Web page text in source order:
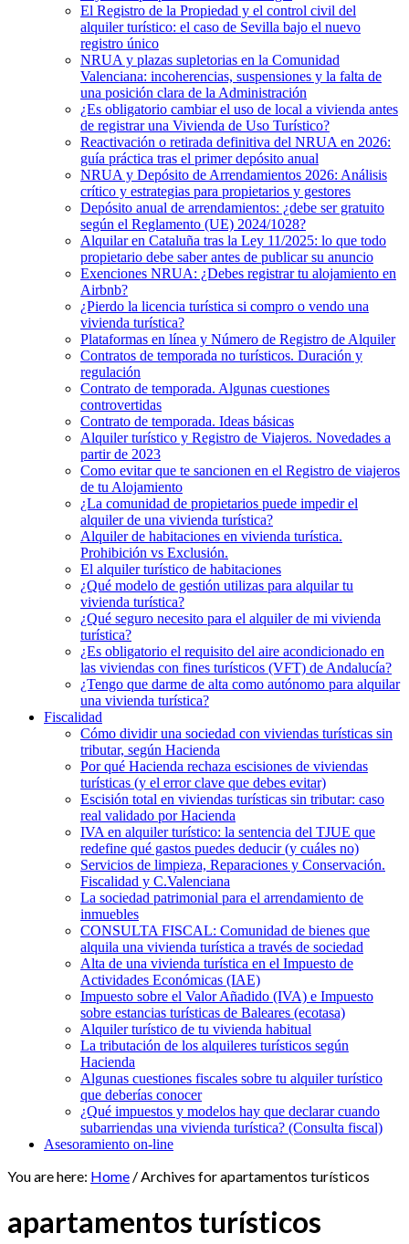
El Registro de la Propiedad y el control civil del
alquiler turístico: el caso de Sevilla bajo el nuevo
registro único
NRUA y plazas supletorias en la Comunidad
Valenciana: incoherencias, suspensiones y la falta de
una posición clara de la Administración
¿Es obligatorio cambiar el uso de local a vivienda antes
de registrar una Vivienda de Uso Turístico?
Reactivación o retirada definitiva del NRUA en 2026:
guía práctica tras el primer depósito anual
NRUA y Depósito de Arrendamientos 2026: Análisis
crítico y estrategias para propietarios y gestores
Depósito anual de arrendamientos: ¿debe ser gratuito
según el Reglamento (UE) 2024/1028?
Alquilar en Cataluña tras la Ley 11/2025: lo que todo
propietario debe saber antes de publicar su anuncio
Exenciones NRUA: ¿Debes registrar tu alojamiento en
Airbnb?
¿Pierdo la licencia turística si compro o vendo una
vivienda turística?
Plataformas en línea y Número de Registro de Alquiler
Contratos de temporada no turísticos. Duración y
regulación
Contrato de temporada. Algunas cuestiones
controvertidas
Contrato de temporada. Ideas básicas
Alquiler turístico y Registro de Viajeros. Novedades a
partir de 2023
Como evitar que te sancionen en el Registro de viajeros
de tu Alojamiento
¿La comunidad de propietarios puede impedir el
alquiler de una vivienda turística?
Alquiler de habitaciones en vivienda turística.
Prohibición vs Exclusión.
El alquiler turístico de habitaciones
¿Qué modelo de gestión utilizas para alquilar tu
vivienda turística?
¿Qué seguro necesito para el alquiler de mi vivienda
turística?
¿Es obligatorio el requisito del aire acondicionado en
las viviendas con fines turísticos (VFT) de Andalucía?
¿Tengo que darme de alta como autónomo para alquilar
una vivienda turística?
Fiscalidad
Cómo dividir una sociedad con viviendas turísticas sin
tributar, según Hacienda
Por qué Hacienda rechaza escisiones de viviendas
turísticas (y el error clave que debes evitar)
Escisión total en viviendas turísticas sin tributar: caso
real validado por Hacienda
IVA en alquiler turístico: la sentencia del TJUE que
redefine qué gastos puedes deducir (y cuáles no)
Servicios de limpieza, Reparaciones y Conservación.
Fiscalidad y C.Valenciana
La sociedad patrimonial para el arrendamiento de
inmuebles
CONSULTA FISCAL: Comunidad de bienes que
alquila una vivienda turística a través de sociedad
Alta de una vivienda turística en el Impuesto de
Actividades Económicas (IAE)
Impuesto sobre el Valor Añadido (IVA) e Impuesto
sobre estancias turísticas de Baleares (ecotasa)
Alquiler turístico de tu vivienda habitual
La tributación de los alquileres turísticos según
Hacienda
Algunas cuestiones fiscales sobre tu alquiler turístico
que deberías conocer
¿Qué impuestos y modelos hay que declarar cuando
subarriendas una vivienda turística? (Consulta fiscal)
Asesoramiento on-line
You are here: Home /Archives for apartamentos turísticos
apartamentos turísticos